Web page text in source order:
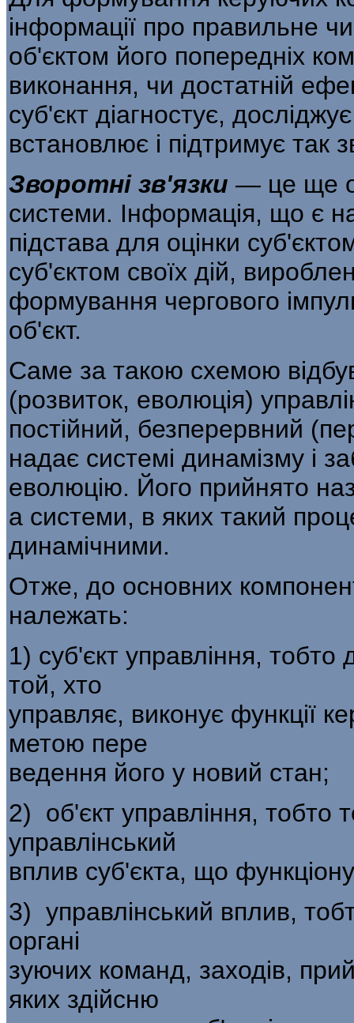
інформації про правильне
об'єктом його попередніх
виконання, чи достатній
суб'єкт діагностує,
вста­новлює і підтримує так
Зворотні зв'язки — це ще
системи. Інформація, що є
підстава для оцінки
суб'єктом своїх дій,
формування чергового
об'єкт.
Саме за такою схемою
(розвиток, еволю­ція)
постійний, безперервний
надає системі динамізму і
еволюцію. Його прийнято
а системи, в яких такий
динамічними.
Отже, до основних
належать:
1) суб'єкт управління, тобто
той, хто
управляє, виконує функції
метою пере­
ведення його у новий стан;
2) об'єкт управління, тобто
управлінський
вплив суб'єкта, що
3) управлінський вплив,
органі­
зуючих команд, заходів,
яких здійсню­